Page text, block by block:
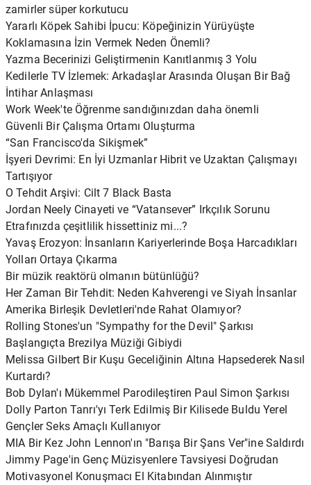
zamirler süper korkutucu
Yararlı Köpek Sahibi İpucu: Köpeğinizin Yürüyüşte
Koklamasına İzin Vermek Neden Önemli?
Yazma Becerinizi Geliştirmenin Kanıtlanmış 3 Yolu
Kedilerle TV İzlemek: Arkadaşlar Arasında Oluşan Bir Bağ
İntihar Anlaşması
Work Week'te Öğrenme sandığınızdan daha önemli
Güvenli Bir Çalışma Ortamı Oluşturma
“San Francisco'da Sikişmek”
İşyeri Devrimi: En İyi Uzmanlar Hibrit ve Uzaktan Çalışmayı
Tartışıyor
O Tehdit Arşivi: Cilt 7 Black Basta
Jordan Neely Cinayeti ve “Vatansever” Irkçılık Sorunu
Etrafınızda çeşitlilik hissettiniz mi...?
Yavaş Erozyon: İnsanların Kariyerlerinde Boşa Harcadıkları
Yolları Ortaya Çıkarma
Bir müzik reaktörü olmanın bütünlüğü?
Her Zaman Bir Tehdit: Neden Kahverengi ve Siyah İnsanlar
Amerika Birleşik Devletleri'nde Rahat Olamıyor?
Rolling Stones'un "Sympathy for the Devil" Şarkısı
Başlangıçta Brezilya Müziği Gibiydi
Melissa Gilbert Bir Kuşu Geceliğinin Altına Hapsederek Nasıl
Kurtardı?
Bob Dylan'ı Mükemmel Parodileştiren Paul Simon Şarkısı
Dolly Parton Tanrı'yı ​​Terk Edilmiş Bir Kilisede Buldu Yerel
Gençler Seks Amaçlı Kullanıyor
MIA Bir Kez John Lennon'ın "Barışa Bir Şans Ver"ine Saldırdı
Jimmy Page'in Genç Müzisyenlere Tavsiyesi Doğrudan
Motivasyonel Konuşmacı El Kitabından Alınmıştır